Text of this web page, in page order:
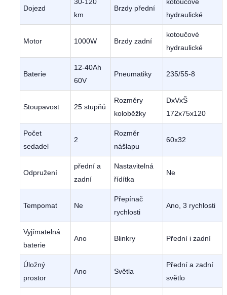
Dojezd
km
Brzdy přední
hydraulické
Motor 1000W Brzdy zadní
kotoučové
hydraulické
Baterie
12-40Ah
60V
Pneumatiky 235/55-8
Stoupavost 25 stupňů
Rozměry
koloběžky
DxVxŠ
172x75x120
Počet
sedadel
2
Rozměr
nášlapu
60x32
Odpružení
přední a
zadní
Nastavitelná
řídítka
Ne
Tempomat Ne
Přepínač
rychlosti
Ano, 3 rychlosti
Vyjímatelná
baterie
Ano Blinkry Přední i zadní
Úložný
prostor
Ano Světla
Přední a zadní
světlo